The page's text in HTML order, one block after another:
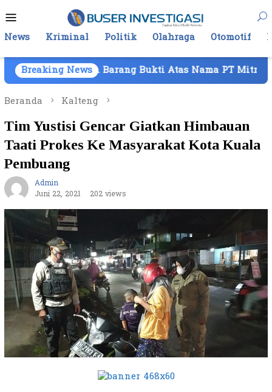
ke
kontenMobile
News Kriminal Politik Olahraga Otomotif
Breaking News
Barang Bukti Atas Nama PT Mitra Usaha Properti
Beranda
Kalteng
Tim Yustisi Gencar Giatkan Himbauan
Taati Prokes Ke Masyarakat Kota Kuala
Pembuang
Admin
Juni 22, 2021
202 views